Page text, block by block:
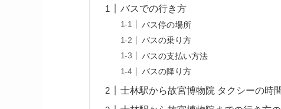
バスでの行き方
バス停の場所
バスの乗り方
バスの支払い方法
バスの降り方
士林駅から故宮博物院 タクシーの時